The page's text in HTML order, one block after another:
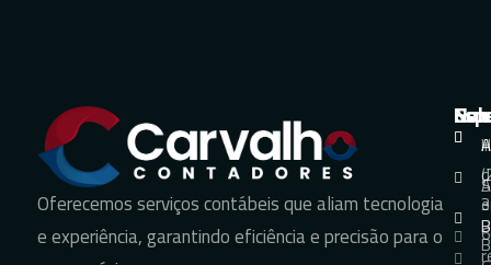
Oferecemos serviços contábeis que aliam tecnologia
e experiência, garantindo eficiência e precisão para o